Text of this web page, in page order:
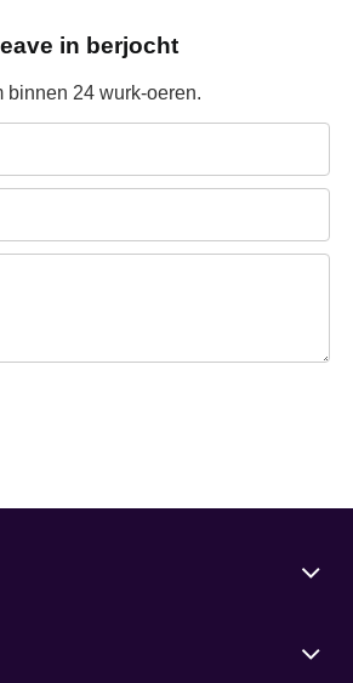
in berjocht
binnen 24 wurk-oeren.